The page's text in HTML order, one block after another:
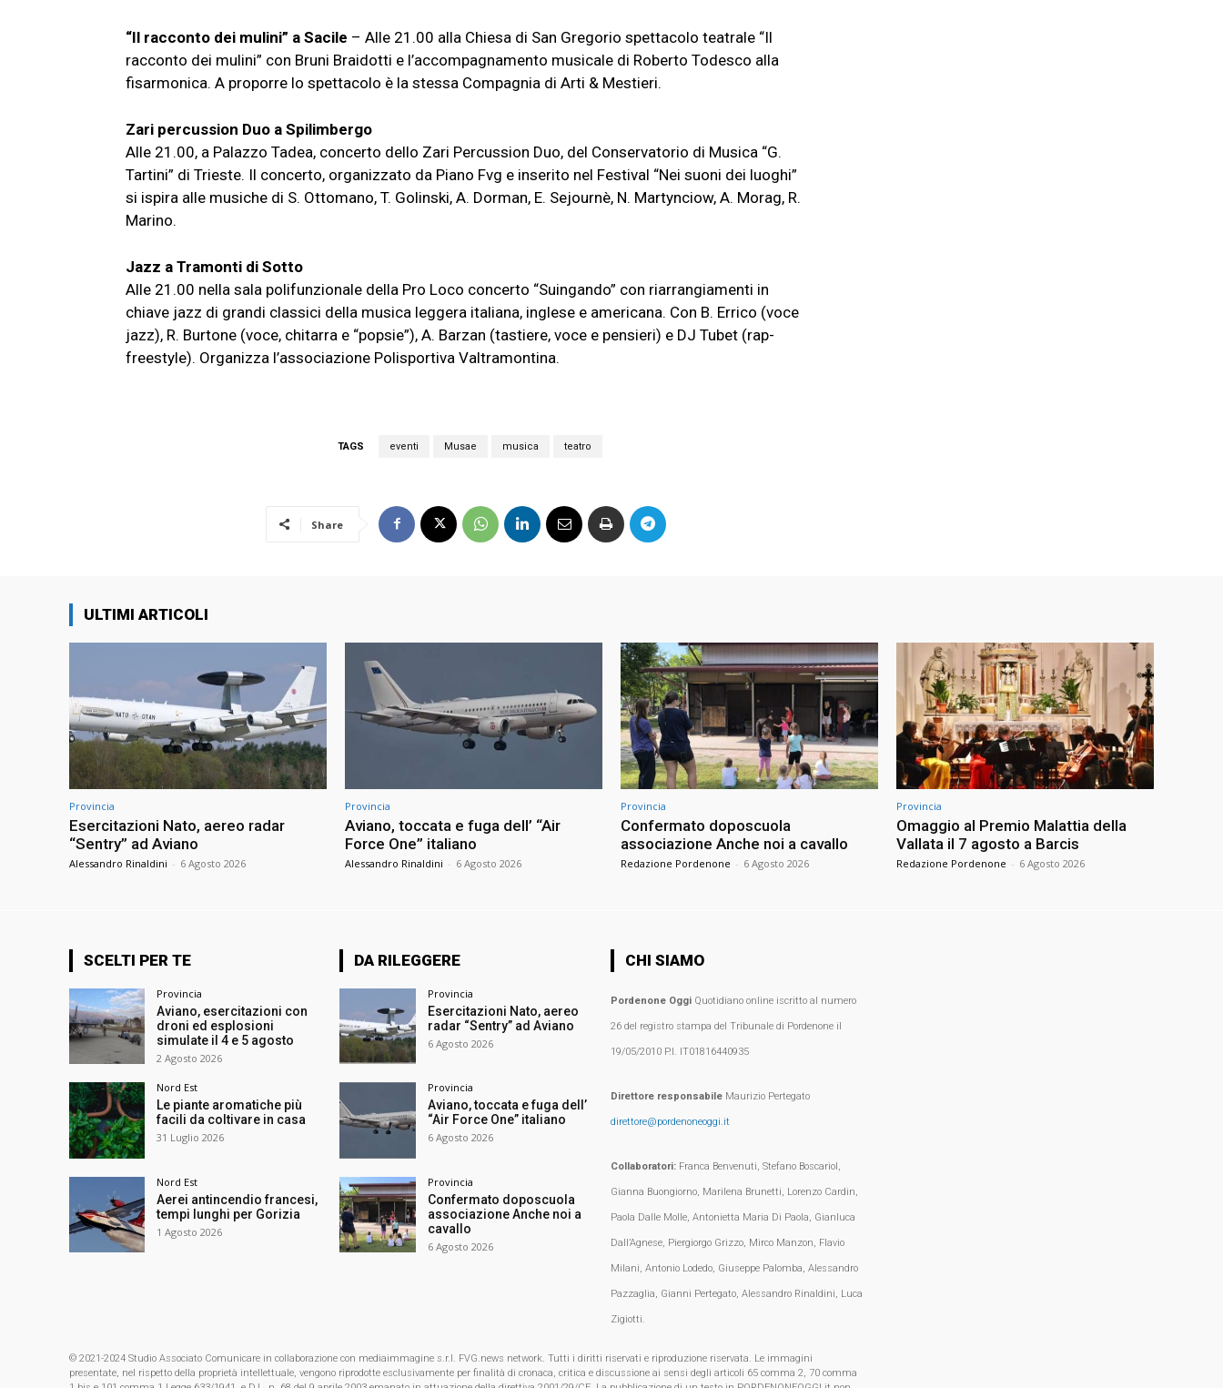
“Il racconto dei mulini” a Sacile – Alle 21.00 alla Chiesa di San Gregorio spettacolo teatrale “Il
racconto dei mulini” con Bruni Braidotti e l’accompagnamento musicale di Roberto Todesco alla
fisarmonica. A proporre lo spettacolo è la stessa Compagnia di Arti & Mestieri.
Zari percussion Duo a Spilimbergo
Alle 21.00, a Palazzo Tadea, concerto dello Zari Percussion Duo, del Conservatorio di Musica “G.
Tartini” di Trieste. Il concerto, organizzato da Piano Fvg e inserito nel Festival “Nei suoni dei luoghi”
si ispira alle musiche di S. Ottomano, T. Golinski, A. Dorman, E. Sejournè, N. Martynciow, A. Morag, R.
Marino.
Jazz a Tramonti di Sotto
Alle 21.00 nella sala polifunzionale della Pro Loco concerto “Suingando” con riarrangiamenti in
chiave jazz di grandi classici della musica leggera italiana, inglese e americana. Con B. Errico (voce
jazz), R. Burtone (voce, chitarra e “popsie”), A. Barzan (tastiere, voce e pensieri) e DJ Tubet (rap-
freestyle). Organizza l’associazione Polisportiva Valtramontina.
TAGS eventi Musae musica teatro
Share
ULTIMI ARTICOLI
Provincia
Esercitazioni Nato, aereo radar
“Sentry” ad Aviano
Alessandro Rinaldini - 6 Agosto 2026
Provincia
Aviano, toccata e fuga dell’ “Air
Force One” italiano
Alessandro Rinaldini - 6 Agosto 2026
Provincia
Confermato doposcuola
associazione Anche noi a cavallo
Redazione Pordenone - 6 Agosto 2026
Provincia
Omaggio al Premio Malattia della
Vallata il 7 agosto a Barcis
Redazione Pordenone - 6 Agosto 2026
SCELTI PER TE
Provincia
Aviano, esercitazioni con
droni ed esplosioni
simulate il 4 e 5 agosto
2 Agosto 2026
Nord Est
Le piante aromatiche più
facili da coltivare in casa
31 Luglio 2026
Nord Est
Aerei antincendio francesi,
tempi lunghi per Gorizia
1 Agosto 2026
DA RILEGGERE
Provincia
Esercitazioni Nato, aereo
radar “Sentry” ad Aviano
6 Agosto 2026
Provincia
Aviano, toccata e fuga dell’
“Air Force One” italiano
6 Agosto 2026
Provincia
Confermato doposcuola
associazione Anche noi a
cavallo
6 Agosto 2026
CHI SIAMO
Pordenone OggiQuotidiano online iscritto al numero
26 del registro stampa del Tribunale di Pordenone il
19/05/2010 P.I. IT01816440935
Direttore responsabileMaurizio Pertegato
direttore@pordenoneoggi.it
Collaboratori:Franca Benvenuti, Stefano Boscariol,
Gianna Buongiorno, Marilena Brunetti, Lorenzo Cardin,
Paola Dalle Molle, Antonietta Maria Di Paola, Gianluca
Dall’Agnese, Piergiorgo Grizzo, Mirco Manzon, Flavio
Milani, Antonio Lodedo, Giuseppe Palomba, Alessandro
Pazzaglia, Gianni Pertegato, Alessandro Rinaldini, Luca
Zigiotti.
© 2021-2024 Studio Associato Comunicare in collaborazione con mediaimmagine s.r.l. FVG.news network. Tutti i diritti riservati e riproduzione riservata. Le immagini
presentate, nel rispetto della proprietà intellettuale, vengono riprodotte esclusivamente per finalità di cronaca, critica e discussione ai sensi degli articoli 65 comma 2, 70 comma